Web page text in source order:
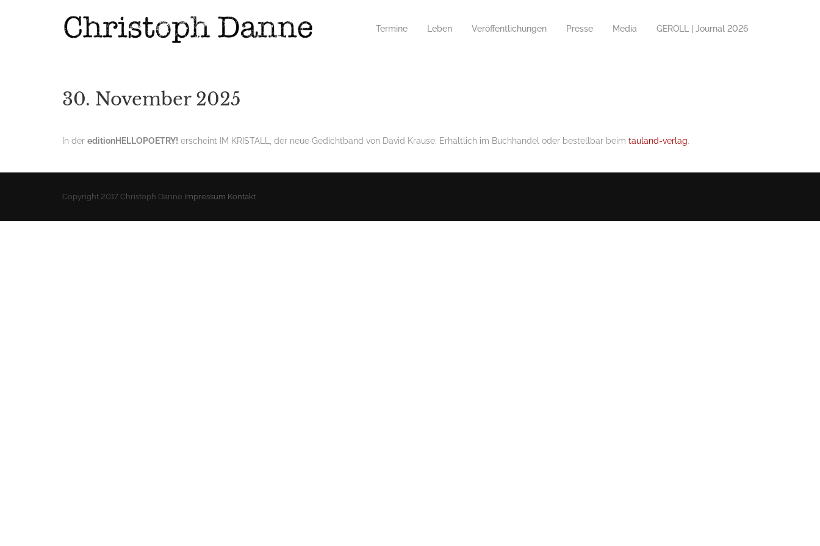
Termine Leben Veröffentlichungen Presse Media GERÖLL | Journal 2026
30. November 2025
In der editionHELLOPOETRY! erscheint IM KRISTALL, der neue Gedichtband von David Krause. Erhältlich im Buchhandel oder bestellbar beim tauland-verlag.
Copyright 2017 Christoph Danne Impressum Kontakt